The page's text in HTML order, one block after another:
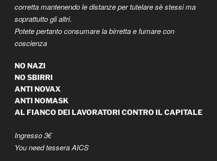
corretta mantenendo le distanze per tutelare sè stessi ma
soprattutto gli altri.
Potete pertanto consumare la birretta e fumare con
coscienza
NO NAZI
NO SBIRRI
ANTI NOVAX
ANTI NOMASK
AL FIANCO DEI LAVORATORI CONTRO IL CAPITALE
Ingresso 3€
You need tessera AICS